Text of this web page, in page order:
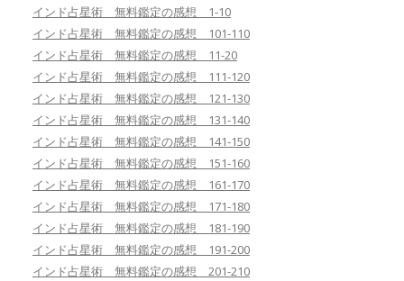
インド占星術 無料鑑定の感想 1-10
インド占星術 無料鑑定の感想 101-110
インド占星術 無料鑑定の感想 11-20
インド占星術 無料鑑定の感想 111-120
インド占星術 無料鑑定の感想 121-130
インド占星術 無料鑑定の感想 131-140
インド占星術 無料鑑定の感想 141-150
インド占星術 無料鑑定の感想 151-160
インド占星術 無料鑑定の感想 161-170
インド占星術 無料鑑定の感想 171-180
インド占星術 無料鑑定の感想 181-190
インド占星術 無料鑑定の感想 191-200
インド占星術 無料鑑定の感想 201-210